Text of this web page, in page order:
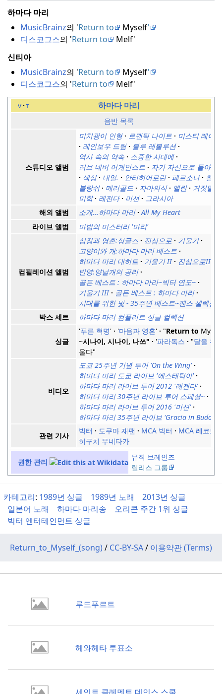
하마다 마리
MusicBrainz의 'Return to Myself'
디스코그스의 'Return to Melf'
신티아
MusicBrainz의 'Return to Myself'
디스코그스의 'Return to Melf'
v t 하마다 마리
음반 목록
스튜디오 앨범
미치광이 인형 로맨틱 나이트
미스티 레이디
레인보우 드림
블루 레볼루션
역사 속의 약속
소중한 시대에
러브 네버 어게인스트
자기 자신으로 돌아가
색상
내일. 안티히어로린 페르소나
철학
블랑쉬
메리골드 자아의식 엘란
거짓말
미학
레전다 미션
그라시아
해외 앨범
소개... 하마다 마리
All My Heart
라이브 앨범
마법의 미스터리 '마리'
컴필레이션 앨범
심장과 영혼:싱글즈 진심으로
기울기
고양이와 개:하마다 마리 베스트
하마다 마리 대히트
기울기 II
진심으로II
반영: 양날개의 공리
골든 베스트 : 하마다 마리~빅터 연도~
기울기 III
골든 베스트 : 하마다 마리
시대를 위한 빛 - 35주년 베스트~팬스 셀렉션~
박스 세트
하마다 마리 컴플리트 싱글 컬렉션
싱글
'푸른 혁명' '마음과 영혼' "Return to Myself
~시나이, 시나이, 나쓰" '파라독스 "달을 위
울다"
비디오
도쿄 25주년 기념 투어 'On the Wing'
하마다 마리 도쿄 라이브 '에스테틱아'
하마다 마리 라이브 투어 2012 '레젠다'
하마다 마리 30주년 라이브 투어 스페셜~
하마다 마리 라이브 투어 2016 '미션'
하마다 마리 35주년 라이브 'Gracia in
관련 기사
빅터 도쿠마 재팬 MCA 빅터
MCA 레코드
히구치 무네타카
권한 관리
뮤직 브레인즈
릴리스 그룹
카테고리: 1989년 싱글 1989년 노래
2013년 싱글
일본어 노래
하마다 마리송
오리콘 주간 1위 싱글
빅터 엔터테인먼트 싱글
Return_to_Myself_(song)/ CC-BY-SA/ 이용약관 (Terms)
루드푸르트
헤와헤타 투표소